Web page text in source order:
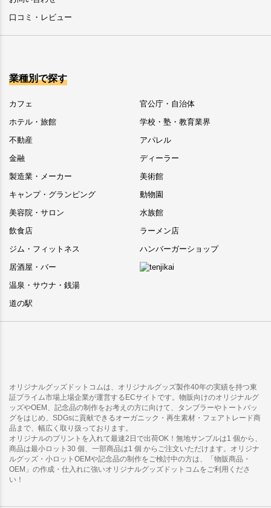
口コミ・レビュー
業種別で探す
カフェ
ホテル・旅館
不動産
金融
製造業・メーカー
キャンプ・グランピング
美容院・サロン
飲食店
ジム・フィットネス
居酒屋・バー
温泉・サウナ・銭湯
道の駅
官公庁・自治体
学校・塾・教育業界
アパレル
ディーラー
美術館
動物園
水族館
ラーメン店
ハンバーガーショップ
オリジナルグッズドットコムは、オリジナルグッズ製作40年の実績を持つ東
証プライム市場上場企業が運営するECサイトです。物販向けのオリジナルグ
ッズやOEM、記念品の制作をお考えの方に向けて、タンブラーやトートバッ
グをはじめ、SDGsに貢献できるオーガニック・再生素材・フェアトレード商
品まで、幅広く取り扱っております。
オリジナルのプリントを入れて最速2日で出荷OK！無地サンプルは1 個から、
商品は最小ロット30 個、一部商品は1 個 からご注文いただけます。オリジナ
ルグッズ・小ロットOEMや記念品の制作をご検討中の方は、「物販商品・
OEM」の作成・仕入れに強いオリジナルグッズドットコムをご利用くださ
い！